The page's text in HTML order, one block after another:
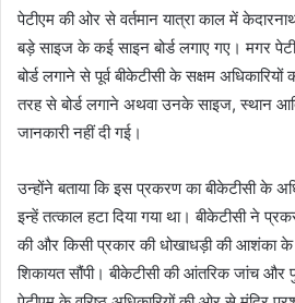
पेटीएम की ओर से वर्तमान यात्रा काल में
बड़े साइज के कई साइन बोर्ड लगाए गए। मगर
बोर्ड लगाने से पूर्व बीकेटीसी के सक्षम
तरह से बोर्ड लगाने अथवा उनके साइज, स्थान
जानकारी नहीं दी गई।
उन्होंने बताया कि इस प्रकरण का बीकेटीसी के
इन्हें तत्काल हटा दिया गया था। बीकेटीसी ने
की और किसी प्रकार की धोखाधड़ी की आशंका
शिकायत सौंपी। बीकेटीसी की आंतरिक जांच और